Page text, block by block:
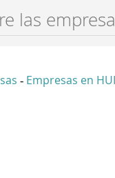
- Empresas en